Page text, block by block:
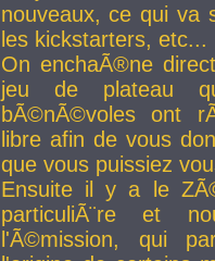
nouveaux, ce qui va
les kickstarters, etc...
On enchaÃ®ne
jeu de plateau
bÃ©nÃ©voles ont
libre afin de vous
que vous puissiez
Ensuite il y a le
particuliÃ¨re et
l'Ã©mission, qui